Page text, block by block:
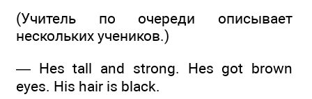
(Учитель по очереди описывает
нескольких учеников.)
— Hes tall and strong. Hes got brown
eyes. His hair is black.